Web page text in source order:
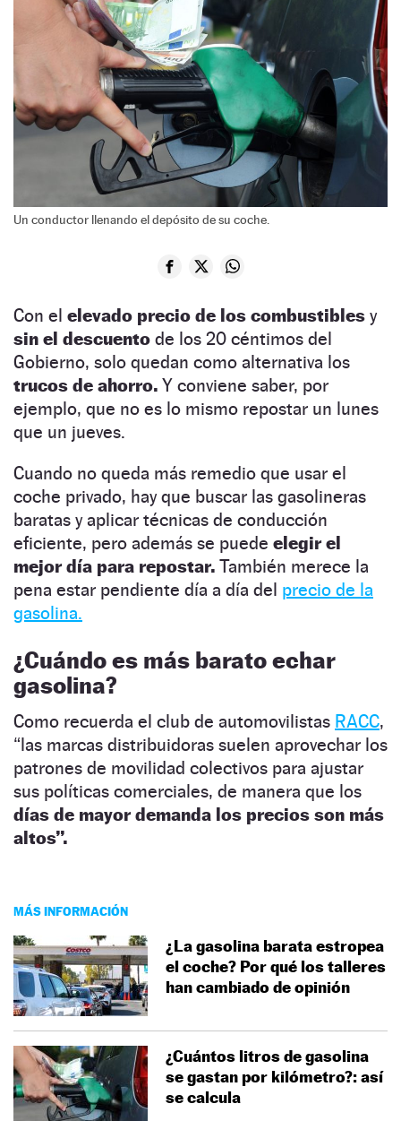
Un conductor llenando el depósito de su coche.
Con el elevado precio de los combustibles y
sin el descuento de los 20 céntimos del
Gobierno, solo quedan como alternativa los
trucos de ahorro. Y conviene saber, por
ejemplo, que no es lo mismo repostar un lunes
que un jueves.
Cuando no queda más remedio que usar el
coche privado, hay que buscar las gasolineras
baratas y aplicar técnicas de conducción
eficiente, pero además se puede elegir el
mejor día para repostar. También merece la
pena estar pendiente día a día del precio de la
gasolina.
¿Cuándo es más barato echar
gasolina?
Como recuerda el club de automovilistas RACC,
“las marcas distribuidoras suelen aprovechar los
patrones de movilidad colectivos para ajustar
sus políticas comerciales, de manera que los
días de mayor demanda los precios son más
altos”.
MÁS INFORMACIÓN
¿La gasolina barata estropea
el coche? Por qué los talleres
han cambiado de opinión
¿Cuántos litros de gasolina
se gastan por kilómetro?: así
se calcula